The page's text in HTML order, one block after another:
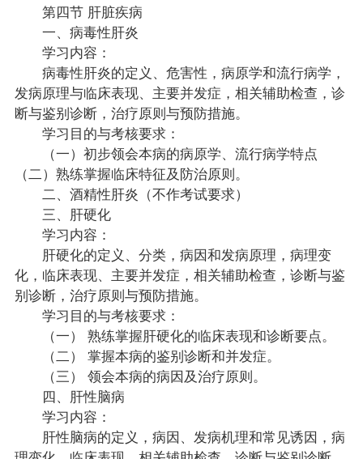
第四节 肝脏疾病
一、病毒性肝炎
学习内容：
病毒性肝炎的定义、危害性，病原学和流行病学，
发病原理与临床表现、主要并发症，相关辅助检查，诊
断与鉴别诊断，治疗原则与预防措施。
学习目的与考核要求：
（一）初步领会本病的病原学、流行病学特点
（二）熟练掌握临床特征及防治原则。
二、酒精性肝炎（不作考试要求）
三、肝硬化
学习内容：
肝硬化的定义、分类，病因和发病原理，病理变
化，临床表现、主要并发症，相关辅助检查，诊断与鉴
别诊断，治疗原则与预防措施。
学习目的与考核要求：
（一） 熟练掌握肝硬化的临床表现和诊断要点。
（二） 掌握本病的鉴别诊断和并发症。
（三） 领会本病的病因及治疗原则。
四、肝性脑病
学习内容：
肝性脑病的定义，病因、发病机理和常见诱因，病